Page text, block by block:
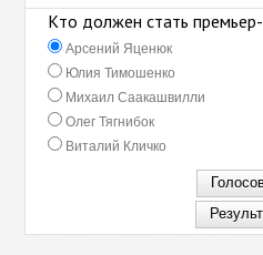
Кто должен стать
Арсений Яценюк
Юлия Тимошенко
Михаил Саакашвилли
Олег Тягнибок
Виталий Кличко